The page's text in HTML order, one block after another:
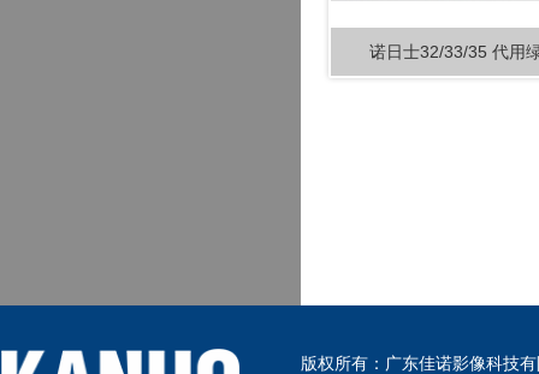
诺日士32/33/35 代用
版权所有：广东佳诺影像科技